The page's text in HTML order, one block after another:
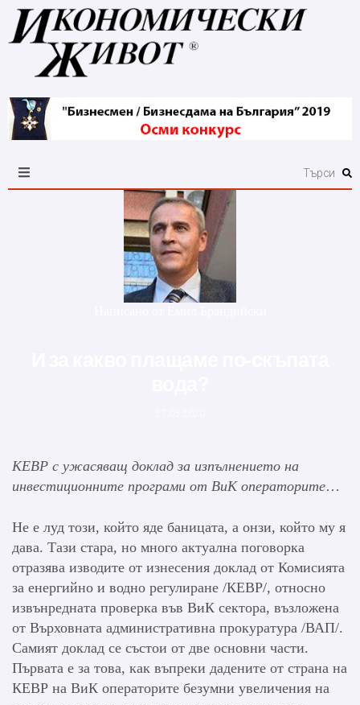
КЕВР с ужасяващ доклад за изпълнението на
инвестиционните програми от ВиК операторите…
Не е луд този, който яде баницата, а онзи, който му я
дава. Тази стара, но много актуална поговорка
отразява изводите от изнесения доклад от Комисията
за енергийно и водно регулиране /КЕВР/, относно
извънредната проверка във ВиК сектора, възложена
от Върховната административна прокуратура /ВАП/.
Самият доклад се състои от две основни части.
Първата е за това, как въпреки дадените от страна на
КЕВР на ВиК операторите безумни увеличения на